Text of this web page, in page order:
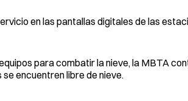
en las pantallas digitales de las
para combatir la nieve, la MBTA
encuentren libre de nieve.